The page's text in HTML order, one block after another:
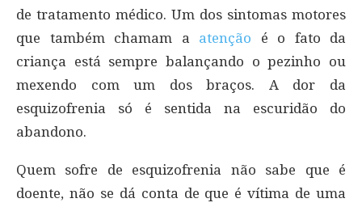
de tratamento médico. Um dos sintomas motores
que também chamam a atenção é o fato da
criança está sempre balançando o pezinho ou
mexendo com um dos braços. A dor da
esquizofrenia só é sentida na escuridão do
abandono.
Quem sofre de esquizofrenia não sabe que é
doente, não se dá conta de que é vítima de uma